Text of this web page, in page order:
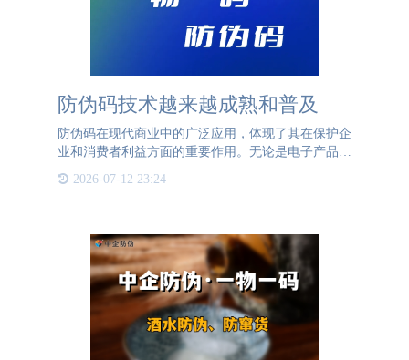
防伪码技术越来越成熟和普及
防伪码在现代商业中的广泛应用，体现了其在保护企
业和消费者利益方面的重要作用。无论是电子产品、
奢侈品、药品还是日常消费品，防伪码都能为产品提
供独特的身份标识，确保每一款产品都是正宗的。对
2026-07-12 23:24